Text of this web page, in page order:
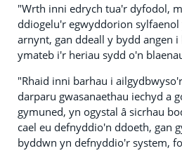
"Wrth inni edrych tua'r dyfodol,
ddiogelu'r egwyddorion sylfaenol
arnynt, gan ddeall y bydd angen
ymateb i'r heriau sydd o'n
"Rhaid inni barhau i
darparu gwasanaethau iechyd a
gymuned, yn ogystal â sicrhau
cael eu defnyddio'n ddoeth, gan
byddwn yn defnyddio'r system,